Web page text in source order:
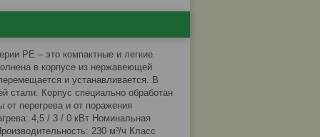
PE – это компактные и легкие
в корпусе из нержавеющей
и устанавливается. В
стали. Корпус специально обработан
перегрева и от поражения
4,5 / 3 / 0 кВт Номинальная
230 м³/ч Класс